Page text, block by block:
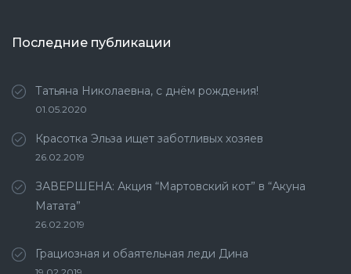
Последние публикации
Татьяна Николаевна, с днём рождения!
01.05.2020
Красотка Эльза ищет заботливых хозяев
26.02.2019
ЗАВЕРШЕНА: Акция “Мартовский кот” в “Акуна
Матата”
26.02.2019
Грациозная и обаятельная леди Дина